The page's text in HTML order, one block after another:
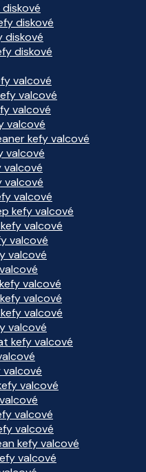
diskové
diskové
diskové
diskové
valcové
valcové
valcové
valcové
kefy valcové
valcové
valcové
valcové
valcové
kefy valcové
valcové
valcové
valcové
valcové
valcové
valcové
valcové
kefy valcové
valcové
valcové
valcové
valcové
kefy valcové
valcové